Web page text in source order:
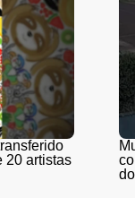
20 artistas